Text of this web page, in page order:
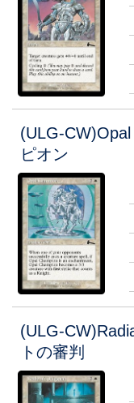
(ULG-
ピオン
(ULG-
トの審判